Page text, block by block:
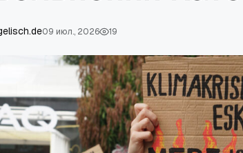
09 июл., 2026 19